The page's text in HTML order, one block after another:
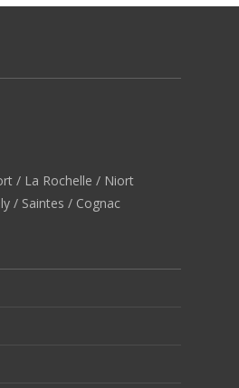
/ La Rochelle / Niort
/ Saintes / Cognac